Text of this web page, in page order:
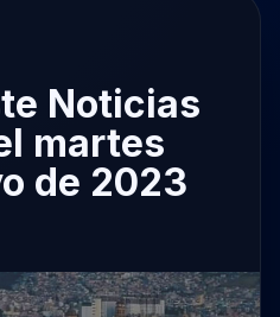
Noticias
martes
de 2023